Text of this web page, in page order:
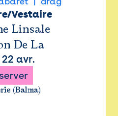
Vestaire
Linsale
De La
22 avr.
(Balma)